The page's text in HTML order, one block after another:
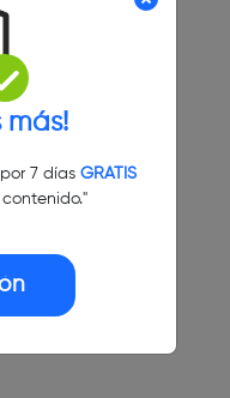
más!
7 días GRATIS